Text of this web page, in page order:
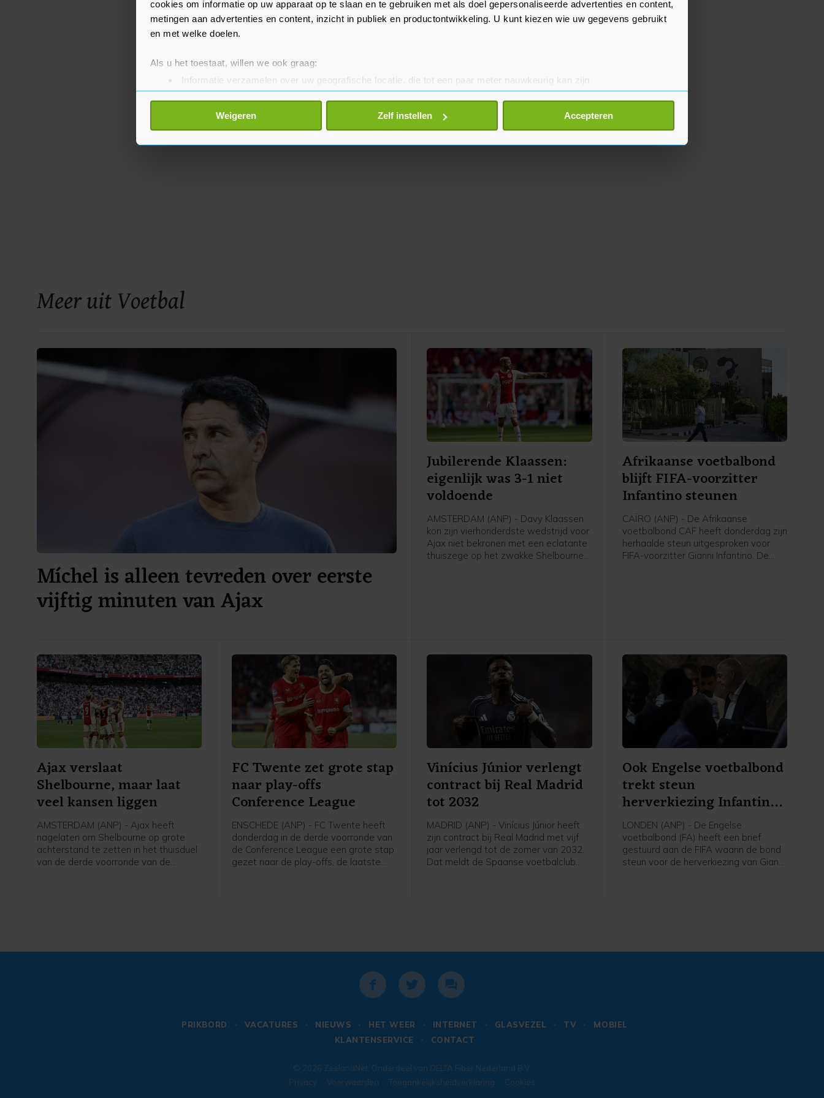
cookies om informatie op uw apparaat op te slaan en te gebruiken met als doel gepersonaliseerde advertenties en content,
metingen aan advertenties en content, inzicht in publiek en productontwikkeling. U kunt kiezen wie uw gegevens gebruikt
en met welke doelen.
Als u het toestaat, willen we ook graag:
Informatie verzamelen over uw geografische locatie, die tot een paar meter nauwkeurig kan zijn
Uw apparaat identificeren door het actief te scannen op specifieke eigenschappen (fingerprinting)
Lees meer over hoe uw persoonlijke gegevens worden verwerkt en stel uw voorkeuren in het
detailgedeelte
toestemming op elk moment wijzigen of intrekken in de Cookieverklaring.
Weigeren Zelf instellen Accepteren
Meer uit Voetbal
Míchel is alleen tevreden over eerste
vijftig minuten van Ajax
Jubilerende Klaassen:
eigenlijk was 3-1 niet
voldoende
AMSTERDAM (ANP) - Davy Klaassen
kon zijn vierhonderdste wedstrijd voor
Ajax niet bekronen met een eclatante
thuiszege op het zwakke Shelbourne
de tegenstander."
Afrikaanse voetbalbond
blijft FIFA-voorzitter
Infantino steunen
CAÏRO (ANP) - De Afrikaanse
voetbalbond CAF heeft donderdag zijn
herhaalde steun uitgesproken voor
FIFA-voorzitter Gianni Infantino. De
Ajax verslaat
Shelbourne, maar laat
veel kansen liggen
AMSTERDAM (ANP) - Ajax heeft
nagelaten om Shelbourne op grote
achterstand te zetten in het thuisduel
van de derde voorronde van de
FC Twente zet grote stap
naar play-offs
Conference League
ENSCHEDE (ANP) - FC Twente heeft
donderdag in de derde voorronde van
de Conference League een grote stap
gezet naar de play-offs, de laatste
Vinícius Júnior verlengt
contract bij Real Madrid
tot 2032
MADRID (ANP) - Vinícius Júnior heeft
zijn contract bij Real Madrid met vijf
jaar verlengd tot de zomer van 2032.
Dat meldt de Spaanse voetbalclub
Ook Engelse voetbalbond
trekt steun
herverkiezing Infantino
in
LONDEN (ANP) - De Engelse
voetbalbond (FA) heeft een brief
gestuurd aan de FIFA waarin de bond
steun voor de herverkiezing van Gianni
PRIKBORD VACATURES NIEUWS HET WEER INTERNET GLASVEZEL TV
MOBIEL
KLANTENSERVICE
CONTACT
© 2026 ZeelandNet . Onderdeel van DELTA Fiber Nederland B.V.
Privacy
Voorwaarden Toegankelijksheidverklaring Cookies